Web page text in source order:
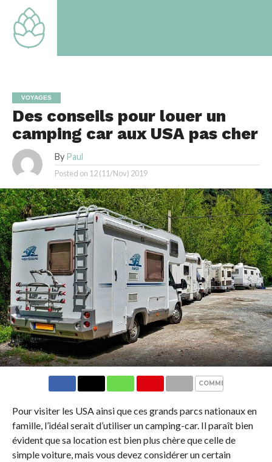
TOUT
SAVOIR
NOTRE
VOYAGES
Des conseils pour louer un
camping car aux USA pas cher
By Paul
Posted on 12 (11/Nov) 2019
COMMENTS
Pour visiter les USA ainsi que ces grands parcs nationaux en
famille, l’idéal serait d’utiliser un camping-car. Il paraît bien
évident que sa location est bien plus chère que celle de
simple voiture, mais vous devez considérer un certain
TOUT
SAVOIR
NOTRE